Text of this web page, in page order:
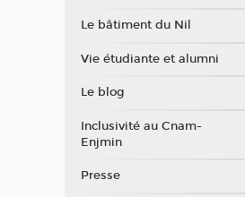
Le bâtiment du Nil
Vie étudiante et alumni
Le blog
Inclusivité au Cnam-
Enjmin
Presse